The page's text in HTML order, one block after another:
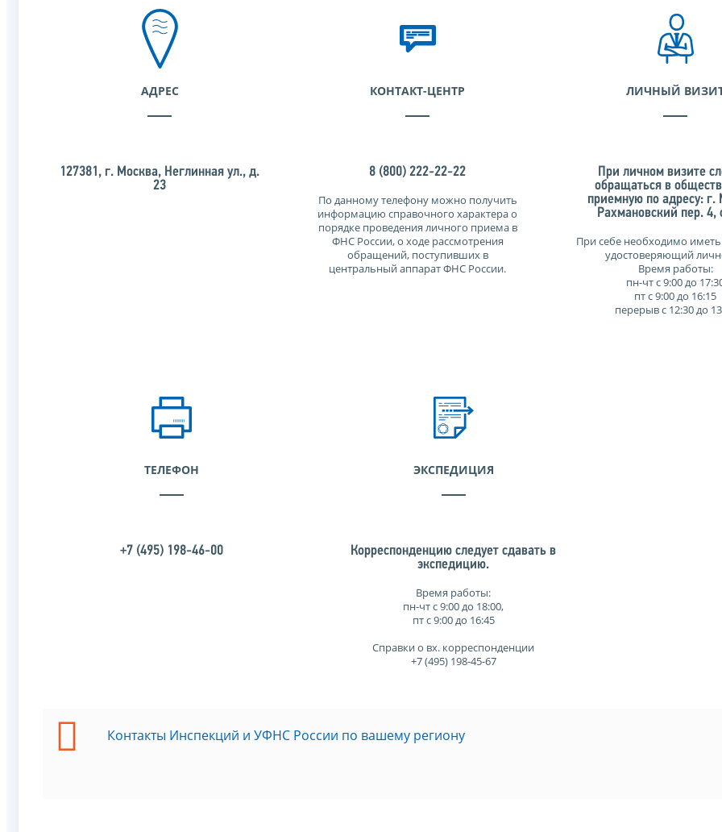
АДРЕС
127381, г. Москва, Неглинная ул., д.
23
КОНТАКТ-ЦЕНТР
8 (800) 222-22-22
По данному телефону можно получить
информацию справочного характера о
порядке проведения личного приема в
ФНС России, о ходе рассмотрения
обращений, поступивших в
центральный аппарат ФНС России.
ЛИЧНЫЙ
При личном визите
обращаться в
приемную по адресу: г.
Рахмановский пер. 4,
При себе необходимо
удостоверяющий
Время работы:
пн-чт с 9:00 до
пт с 9:00 до 16:15
перерыв с 12:30 до
ТЕЛЕФОН
+7 (495) 198-46-00
ЭКСПЕДИЦИЯ
Корреспонденцию следует сдавать в
экспедицию.
Время работы:
пн-чт с 9:00 до 18:00,
пт с 9:00 до 16:45
Справки о вх. корреспонденции
+7 (495) 198-45-67
Контакты Инспекций и УФНС России по вашему региону